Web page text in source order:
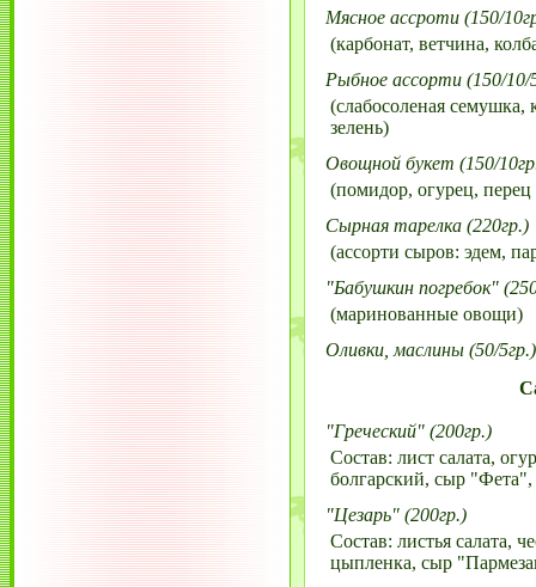
Мясное ассроти (150/
(карбонат, ветчина,
Рыбное ассорти (150/10/
(слабосоленая семушка,
зелень)
Овощной букет (150/
(помидор, огурец, перец
Сырная тарелка (220гр.)
(ассорти сыров: эдем,
"Бабушкин погребок"
(маринованные овощи)
Оливки, маслины (50/5гр.)
"Греческий" (200гр.)
Состав: лист салата,
болгарский, сыр
"Цезарь" (200гр.)
Состав: листья салата,
цыпленка, сыр